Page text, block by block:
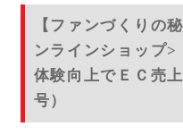
【ファンづくりの
ンラインショップ
体験向上でＥＣ売
号）